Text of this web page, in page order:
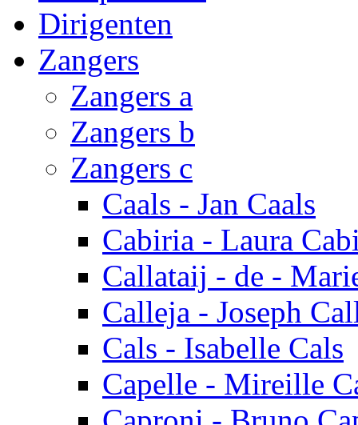
Dirigenten
Zangers
Zangers a
Zangers b
Zangers c
Caals - Jan Caals
Cabiria - Laura
Callataij - de -
Calleja - Joseph
Cals - Isabelle Cals
Capelle - Mireille